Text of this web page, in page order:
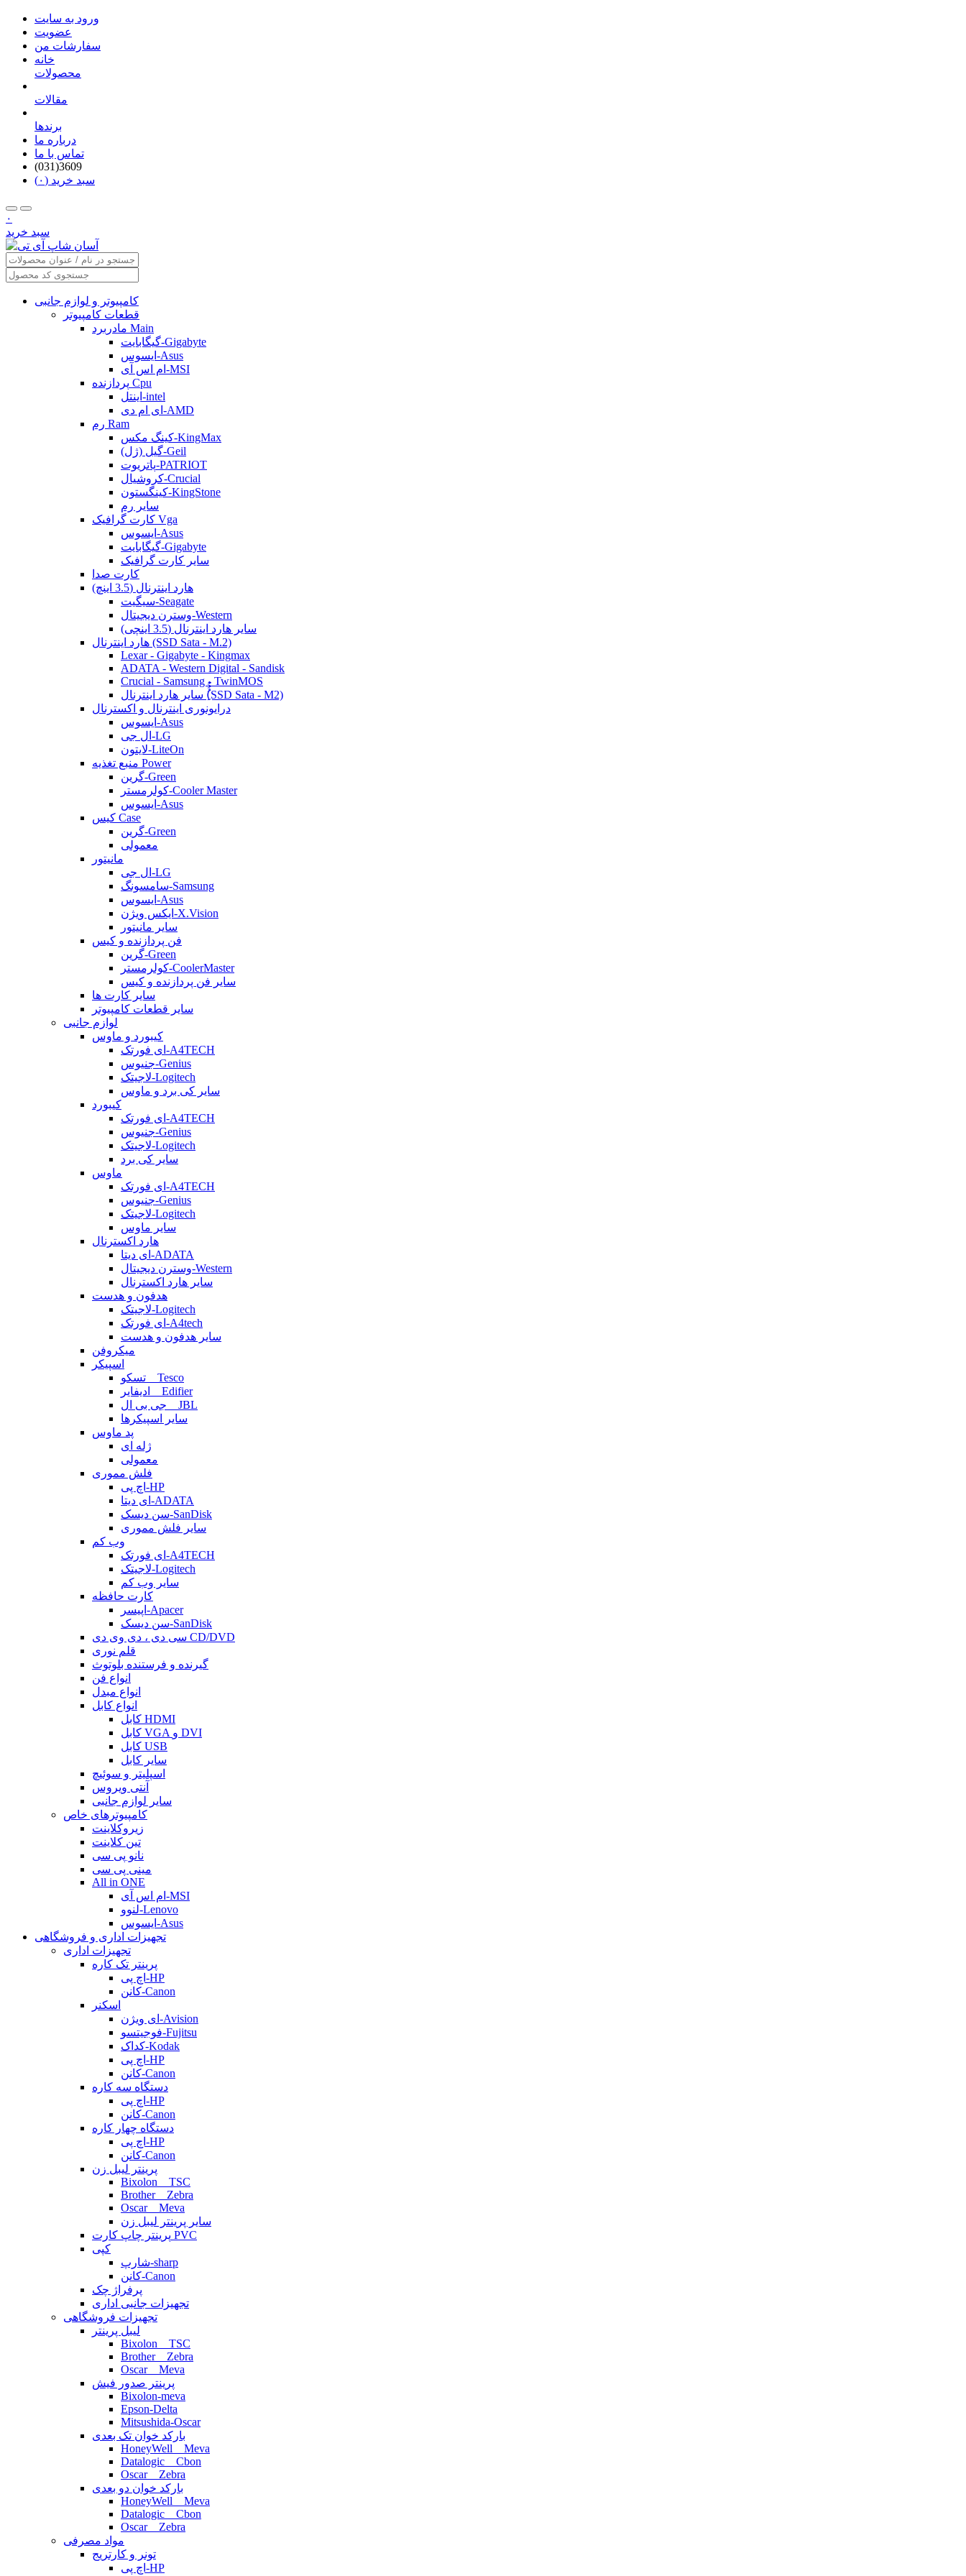
ورود به سایت
عضویت
سفارشات من
خانه
محصولات
مقالات
برندها
درباره ما
تماس با ما
(031)3609
سبد خرید (۰)
۰
سبد خرید
کامپیوتر و لوازم جانبی
قطعات کامپیوتر
مادربرد Main
گیگابایت-Gigabyte
ایسوس-Asus
ام اس آی-MSI
پردازنده Cpu
اینتل-intel
ای ام دی-AMD
رم Ram
کینگ مکس-KingMax
گیل (ژل)-Geil
پاتریوت-PATRIOT
کروشیال-Crucial
کینگستون-KingStone
سایر رم
کارت گرافیک Vga
ایسوس-Asus
گیگابایت-Gigabyte
سایر کارت گرافیک
کارت صدا
هارد اینترنال (3.5 اینچ)
سیگیت-Seagate
وسترن دیجیتال-Western
سایر هارد اینترنال (3.5 اینچی)
هارد اینترنال (SSD Sata - M.2)
Lexar - Gigabyte - Kingmax
ADATA - Western Digital - Sandisk
Crucial - Samsung - TwinMOS
سایر هارد اینترنال (ُُُِSSD Sata - M2)
درایونوری اینترنال و اکسترنال
ایسوس-Asus
ال جی-LG
لایتون-LiteOn
منبع تغذیه Power
گرین-Green
کولرمستر-Cooler Master
ایسوس-Asus
کیس Case
گرین-Green
معمولی
مانیتور
ال جی-LG
سامسونگ-Samsung
ایسوس-Asus
ایکس ویژن-X.Vision
سایر مانیتور
فن پردازنده و کیس
گرین-Green
کولرمستر-CoolerMaster
سایر فن پردازنده و کیس
سایر کارت ها
سایر قطعات کامپیوتر
لوازم جانبی
کیبورد و ماوس
ای فورتک-A4TECH
جنیوس-Genius
لاجیتک-Logitech
سایر کی برد و ماوس
کیبورد
ای فورتک-A4TECH
جنیوس-Genius
لاجیتک-Logitech
سایر کی برد
ماوس
ای فورتک-A4TECH
جنیوس-Genius
لاجیتک-Logitech
سایر ماوس
هارد اکسترنال
ای دیتا-ADATA
وسترن دیجیتال-Western
سایر هارد اکسترنال
هدفون و هدست
لاجیتک-Logitech
ای فورتک-A4tech
سایر هدفون و هدست
میکروفن
اسپیکر
تسکو _ Tesco
ادیفایر _ Edifier
جی بی ال _ JBL
سایر اسپیکرها
پد ماوس
ژله ای
معمولی
فلش مموری
اچ پی-HP
ای دیتا-ADATA
سن دیسک-SanDisk
سایر فلش مموری
وب کم
ای فورتک-A4TECH
لاجیتک-Logitech
سایر وب کم
کارت حافظه
اپیسر-Apacer
سن دیسک-SanDisk
سی دی ، دی وی دی CD/DVD
قلم نوری
گیرنده و فرستنده بلوتوث
انواع فن
انواع مبدل
انواع کابل
کابل HDMI
کابل VGA و DVI
کابل USB
سایر کابل
اسپلیتر و سوئیچ
آنتی ویروس
سایر لوازم جانبی
کامپیوترهای خاص
زیروکلاینت
تین کلاینت
نانو پی سی
مینی پی سی
All in ONE
ام اس آی-MSI
لنوو-Lenovo
ایسوس-Asus
تجهیزات اداری و فروشگاهی
تجهیزات اداری
پرینتر تک کاره
اچ پی-HP
کانن-Canon
اسکنر
ای ویژن-Avision
فوجیتسو-Fujitsu
کداک-Kodak
اچ پی-HP
کانن-Canon
دستگاه سه کاره
اچ پی-HP
کانن-Canon
دستگاه چهار کاره
اچ پی-HP
کانن-Canon
پرینتر لیبل زن
Bixolon _ TSC
Brother _ Zebra
Oscar _ Meva
سایر پرینتر لیبل زن
پرینتر چاپ کارت PVC
کپی
شارپ-sharp
کانن-Canon
پرفراژ چک
تجهیزات جانبی اداری
تجهیزات فروشگاهی
لیبل پرینتر
Bixolon _ TSC
Brother _ Zebra
Oscar _ Meva
پرینتر صدور فیش
Bixolon-meva
Epson-Delta
Mitsushida-Oscar
بارکد خوان تک بعدی
HoneyWell _ Meva
Datalogic _ Cbon
Oscar _ Zebra
بارکد خوان دو بعدی
HoneyWell _ Meva
Datalogic _ Cbon
Oscar _ Zebra
مواد مصرفی
تونر و کارتریج
اچ پی-HP